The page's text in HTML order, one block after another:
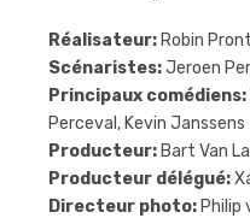
Réalisateur: Robin Pront
Scénaristes:Jeroen
Principaux comédiens:
Perceval, Kevin Janssens
Producteur: Bart Van
Producteur délégué:
Directeur photo: Philip